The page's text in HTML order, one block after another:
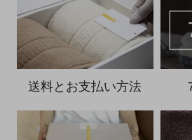
送料と お支払い方法